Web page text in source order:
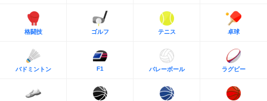
格闘技 ゴルフ テニス 卓球
バドミントン F1 バレーボール ラグビー